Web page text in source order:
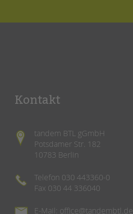
Kontakt
tandem BTL gGmbH
Potsdamer Str. 182
10783 Berlin
Telefon 030 443360-0
Fax 030 44 336040
E-Mail: office@tandembtl.de